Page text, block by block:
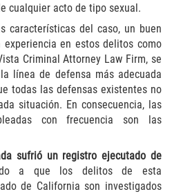
Care (Child Neglect)
Order
cualquier acto de tipo sexual.
características del caso, un buen
experiencia en estos delitos como
Criminal Attorney Law Firm, se
línea de defensa más adecuada
todas las defensas existentes no
situación. En consecuencia, las
con frecuencia son las
sufrió un registro ejecutado de
a que los delitos de esta
de California son investigados